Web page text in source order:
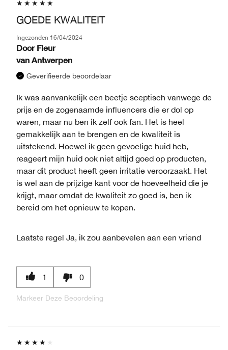
GOEDE KWALITEIT
Ingezonden 16/04/2024
Door Fleur
van Antwerpen
Geverifieerde beoordelaar
Ik was aanvankelijk een beetje sceptisch vanwege de
prijs en de zogenaamde influencers die er dol op
waren, maar nu ben ik zelf ook fan. Het is heel
gemakkelijk aan te brengen en de kwaliteit is
uitstekend. Hoewel ik geen gevoelige huid heb,
reageert mijn huid ook niet altijd goed op producten,
maar dit product heeft geen irritatie veroorzaakt. Het
is wel aan de prijzige kant voor de hoeveelheid die je
krijgt, maar omdat de kwaliteit zo goed is, ben ik
bereid om het opnieuw te kopen.
Laatste regel Ja, ik zou aanbevelen aan een vriend
1 0
Markeer Deze Beoordeling